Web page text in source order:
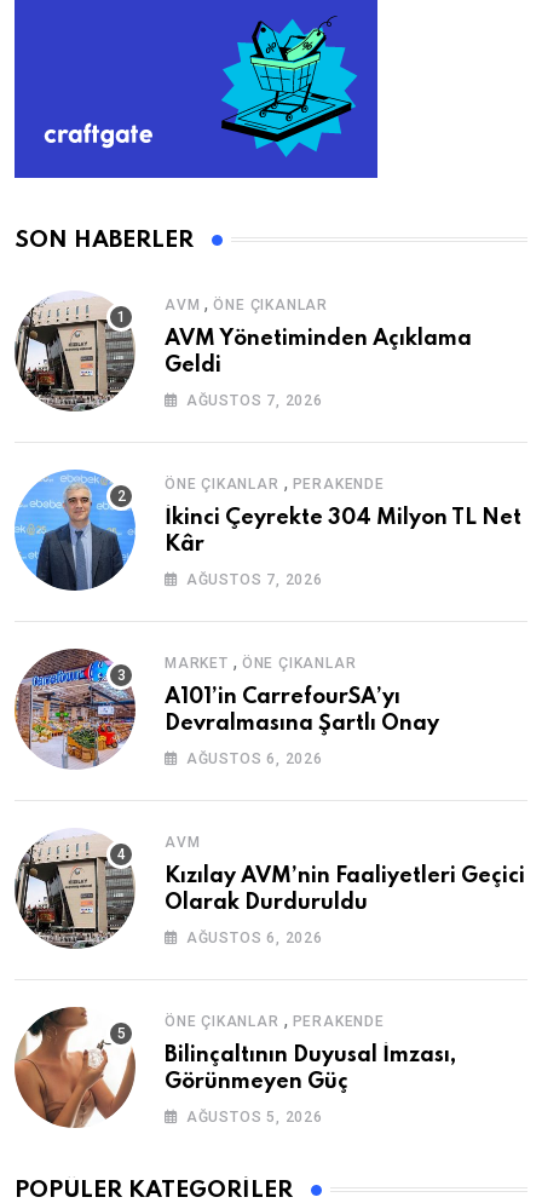
SON HABERLER
AVM ,ÖNE ÇIKANLAR
AVM Yönetiminden Açıklama
Geldi
AĞUSTOS 7, 2026
ÖNE ÇIKANLAR , PERAKENDE
İkinci Çeyrekte 304 Milyon TL Net
Kâr
AĞUSTOS 7, 2026
MARKET , ÖNE ÇIKANLAR
A101’in CarrefourSA’yı
Devralmasına Şartlı Onay
AĞUSTOS 6, 2026
AVM
Kızılay AVM’nin Faaliyetleri Geçici
Olarak Durduruldu
AĞUSTOS 6, 2026
ÖNE ÇIKANLAR , PERAKENDE
Bilinçaltının Duyusal İmzası,
Görünmeyen Güç
AĞUSTOS 5, 2026
POPÜLER KATEGORILER